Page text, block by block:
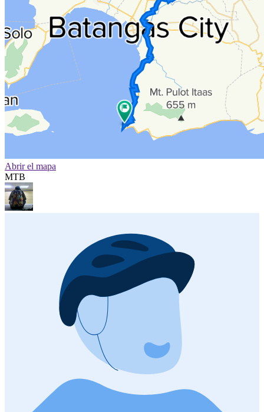
Abrir el mapa
MTB